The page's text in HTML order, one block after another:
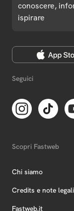
conoscere,
ispirare
Seguici
Scopri Fastweb
Chi siamo
Credits e note legali
Fastweb.it